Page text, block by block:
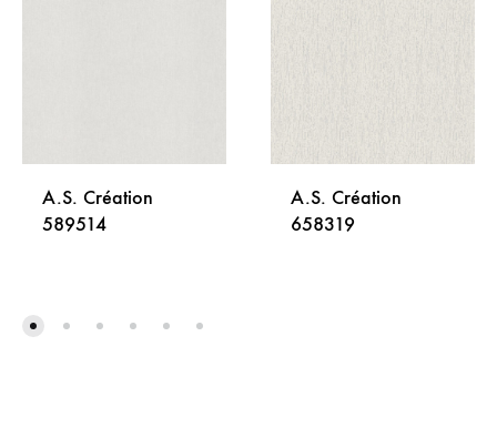
A.S. Création
589514
A.S. Création
658319